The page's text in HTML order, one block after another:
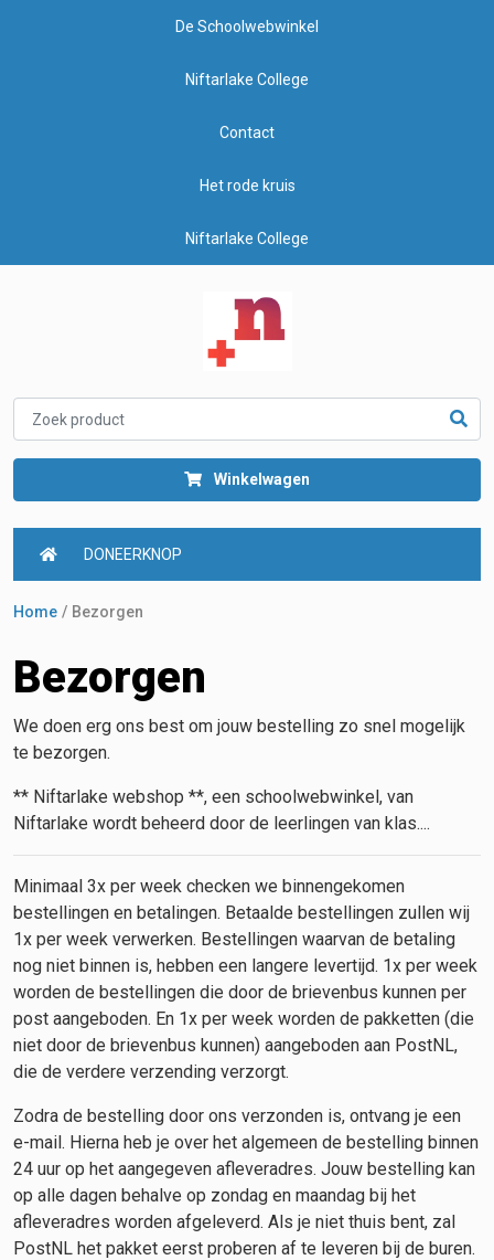
De Schoolwebwinkel
Niftarlake College
Contact
Het rode kruis
Niftarlake College
Winkelwagen
DONEERKNOP
Home Bezorgen
Bezorgen
We doen erg ons best om jouw bestelling zo snel mogelijk
te bezorgen.
** Niftarlake webshop **, een schoolwebwinkel, van
Niftarlake wordt beheerd door de leerlingen van klas....
Minimaal 3x per week checken we binnengekomen
bestellingen en betalingen. Betaalde bestellingen zullen wij
1x per week verwerken. Bestellingen waarvan de betaling
nog niet binnen is, hebben een langere levertijd. 1x per week
worden de bestellingen die door de brievenbus kunnen per
post aangeboden. En 1x per week worden de pakketten (die
niet door de brievenbus kunnen) aangeboden aan PostNL,
die de verdere verzending verzorgt.
Zodra de bestelling door ons verzonden is, ontvang je een
e-mail. Hierna heb je over het algemeen de bestelling binnen
24 uur op het aangegeven afleveradres. Jouw bestelling kan
op alle dagen behalve op zondag en maandag bij het
afleveradres worden afgeleverd. Als je niet thuis bent, zal
PostNL het pakket eerst proberen af te leveren bij de buren.